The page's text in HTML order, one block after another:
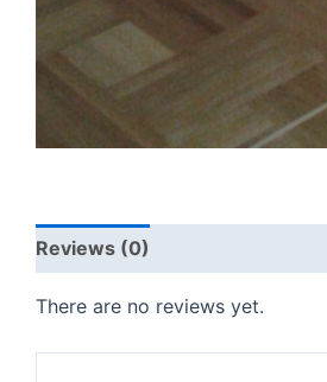
Reviews (0)
There are no reviews yet.